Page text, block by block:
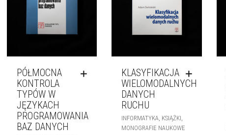
PÓŁMOCNA
KONTROLA
TYPÓW W
JĘZYKACH
PROGRAMOWANIA
BAZ DANYCH
KLASYFIKACJA
WIELOMODALNYCH
DANYCH
RUCHU
INFORMATYKA KSIĄŻKI
MONOGRAFIE NAUKOWE